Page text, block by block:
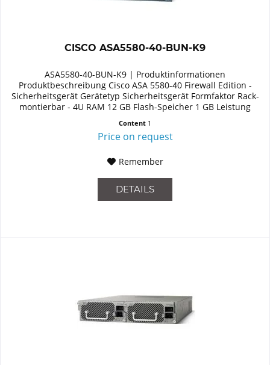
CISCO ASA5580-40-BUN-K9
ASA5580-40-BUN-K9 | Produktinformationen
Produktbeschreibung Cisco ASA 5580-40 Firewall Edition -
Sicherheitsgerät Gerätetyp Sicherheitsgerät Formfaktor Rack-
montierbar - 4U RAM 12 GB Flash-Speicher 1 GB Leistung
Content 1
Price on request
Remember
DETAILS